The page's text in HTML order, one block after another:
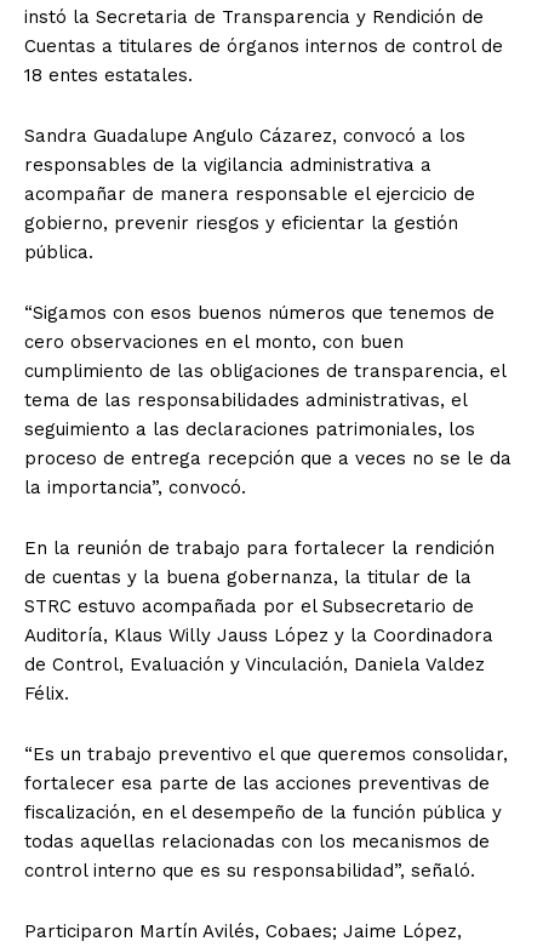
instó la Secretaria de Transparencia y Rendición de
Cuentas a titulares de órganos internos de control de
18 entes estatales.
Sandra Guadalupe Angulo Cázarez, convocó a los
responsables de la vigilancia administrativa a
acompañar de manera responsable el ejercicio de
gobierno, prevenir riesgos y eficientar la gestión
pública.
“Sigamos con esos buenos números que tenemos de
cero observaciones en el monto, con buen
cumplimiento de las obligaciones de transparencia, el
tema de las responsabilidades administrativas, el
seguimiento a las declaraciones patrimoniales, los
proceso de entrega recepción que a veces no se le da
la importancia”, convocó.
En la reunión de trabajo para fortalecer la rendición
de cuentas y la buena gobernanza, la titular de la
STRC estuvo acompañada por el Subsecretario de
Auditoría, Klaus Willy Jauss López y la Coordinadora
de Control, Evaluación y Vinculación, Daniela Valdez
Félix.
“Es un trabajo preventivo el que queremos consolidar,
fortalecer esa parte de las acciones preventivas de
fiscalización, en el desempeño de la función pública y
todas aquellas relacionadas con los mecanismos de
control interno que es su responsabilidad”, señaló.
Participaron Martín Avilés, Cobaes; Jaime López,